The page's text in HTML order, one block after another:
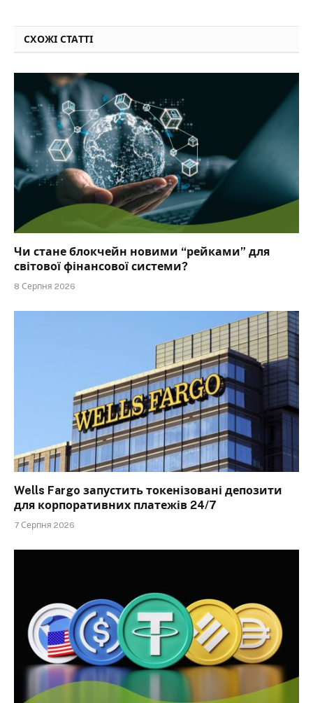
СХОЖІ СТАТТІ
Чи стане блокчейн новими “рейками” для
світової фінансової системи?
8 Серпня 2026
Wells Fargo запустить токенізовані депозити
для корпоративних платежів 24/7
7 Серпня 2026